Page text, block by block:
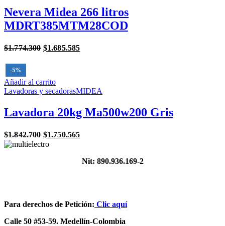
Nevera Midea 266 litros
MDRT385MTM28COD
$1.774.300 Original
$1.774.300.
$1.685.585Current
-5%
Añadir al carrito
Lavadoras y secadorasMIDEA
Lavadora 20kg Ma500w200 Gris
$1.842.700 Original
price
$1.750.565Current
$1.750.565.
Nit: 890.936.169-2
Para derechos de Petición: Clic aquí
Calle 50 #53-59. Medellín-Colombia